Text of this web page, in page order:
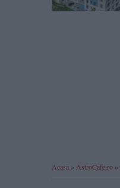
Acasa » AstroCafe.ro »